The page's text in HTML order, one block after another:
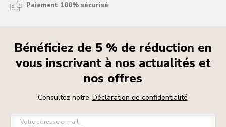
Paiement 100% sécurisé
Bénéficiez de 5 % de réduction en
vous inscrivant à nos actualités et
nos offres
Consultez notre Déclaration de confidentialité
Votre adresse e-mail